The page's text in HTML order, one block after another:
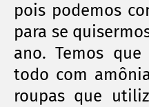
pois podemos
para se
ano. Temos
todo com
roupas que